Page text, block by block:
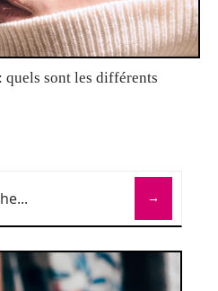
quels sont les différents